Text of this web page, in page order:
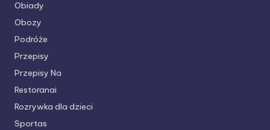
Obiady
Obozy
Podróże
Przepisy
Przepisy Na
Restoranai
Rozrywka dla dzieci
Sportas